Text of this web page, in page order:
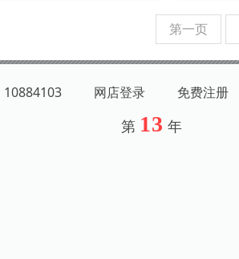
第一页
10884103 网店登录 免费注册
第 13 年